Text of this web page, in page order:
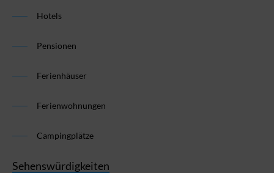
Hotels
Pensionen
Ferienhäuser
Ferienwohnungen
Campingplätze
Sehenswürdigkeiten